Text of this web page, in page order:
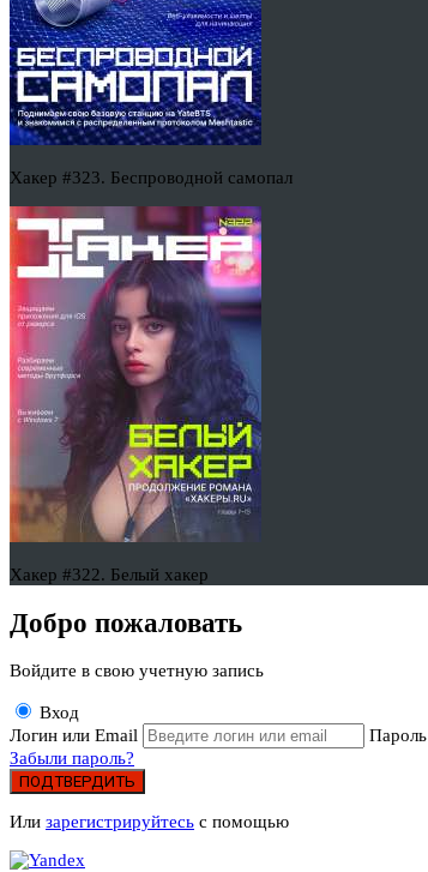
Хакер #323. Беспроводной самопал
Хакер #322. Белый хакер
Добро пожаловать
Войдите в свою учетную запись
Вход
Логин или Email
Пароль
Забыли пароль?
ПОДТВЕРДИТЬ
Или зарегистрируйтесь с помощью